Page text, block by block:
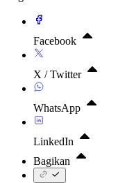
Facebook
X / Twitter
WhatsApp
LinkedIn
Bagikan